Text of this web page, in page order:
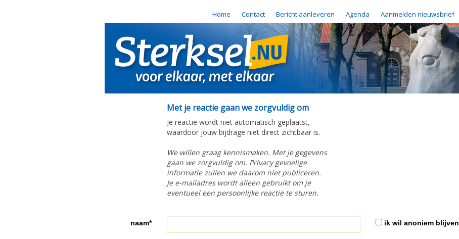
Home Contact Bericht aanleveren Agenda Aanmelden nieuwsbrief
Met je reactie gaan we zorgvuldig om
Je reactie wordt niet automatisch geplaatst,
waardoor jouw bijdrage niet direct zichtbaar is.
We willen graag kennismaken. Met je gegevens
gaan we zorgvuldig om. Privacy gevoelige
informatie zullen we daarom niet publiceren.
Je e-mailadres wordt alleen gebruikt om je
eventueel een persoonlijke reactie te sturen.
naam* ik wil anoniem blijven